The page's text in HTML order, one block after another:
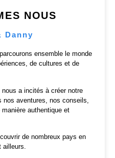
NOUS
Danny
ensemble le monde
de cultures et de
a incités à créer notre
nos aventures, nos conseils,
authentique et
de nombreux pays en
ailleurs.